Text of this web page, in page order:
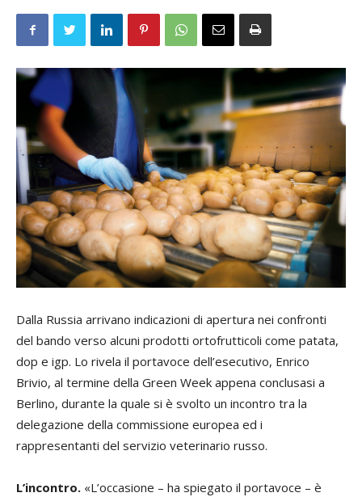
Dalla Russia arrivano indicazioni di apertura nei confronti
del bando verso alcuni prodotti ortofrutticoli come patata,
dop e igp. Lo rivela il portavoce dell’esecutivo, Enrico
Brivio, al termine della Green Week appena conclusasi a
Berlino, durante la quale si è svolto un incontro tra la
delegazione della commissione europea ed i
rappresentanti del servizio veterinario russo.
L’incontro. «L’occasione – ha spiegato il portavoce – è